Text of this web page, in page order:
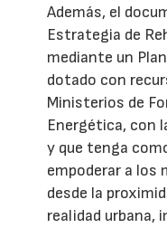
Además, el
Estrategia de
mediante un
dotado con
Ministerios de
Energética, con
y que tenga
empoderar a los
desde la
realidad urbana,